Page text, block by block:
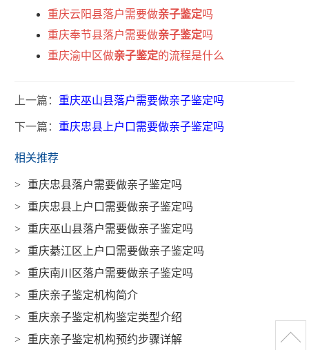
重庆云阳县落户需要做亲子鉴定吗
重庆奉节县落户需要做亲子鉴定吗
重庆渝中区做亲子鉴定的流程是什么
上一篇： 重庆巫山县落户需要做亲子鉴定吗
下一篇： 重庆忠县上户口需要做亲子鉴定吗
相关推荐
>
重庆忠县落户需要做亲子鉴定吗
>
重庆忠县上户口需要做亲子鉴定吗
>
重庆巫山县落户需要做亲子鉴定吗
>
重庆綦江区上户口需要做亲子鉴定吗
>
重庆南川区落户需要做亲子鉴定吗
>
重庆亲子鉴定机构简介
>
重庆亲子鉴定机构鉴定类型介绍
>
重庆亲子鉴定机构预约步骤详解